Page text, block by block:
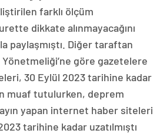
farklı ölçüm
dikkate alınmayacağını
paylaşmıştı. Diğer taraftan
göre gazetelere
30 Eylül 2023 tarihine kadar
muaf tutulurken, deprem
yapan internet haber siteleri
tarihine kadar uzatılmıştı